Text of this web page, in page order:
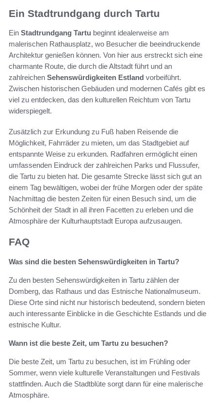
Ein Stadtrundgang durch Tartu
Ein Stadtrundgang Tartu beginnt idealerweise am
malerischen Rathausplatz, wo Besucher die beeindruckende
Architektur genießen können. Von hier aus erstreckt sich eine
charmante Route, die durch die Altstadt führt und an
zahlreichen Sehenswürdigkeiten Estland vorbeiführt.
Zwischen historischen Gebäuden und modernen Cafés gibt es
viel zu entdecken, das den kulturellen Reichtum von Tartu
widerspiegelt.
Zusätzlich zur Erkundung zu Fuß haben Reisende die
Möglichkeit, Fahrräder zu mieten, um das Stadtgebiet auf
entspannte Weise zu erkunden. Radfahren ermöglicht einen
umfassenden Eindruck der zahlreichen Parks und Flussufer,
die Tartu zu bieten hat. Die gesamte Strecke lässt sich gut an
einem Tag bewältigen, wobei der frühe Morgen oder der späte
Nachmittag die besten Zeiten für einen Besuch sind, um die
Schönheit der Stadt in all ihren Facetten zu erleben und die
Atmosphäre der Kulturhauptstadt Europa aufzusaugen.
FAQ
Was sind die besten Sehenswürdigkeiten in Tartu?
Zu den besten Sehenswürdigkeiten in Tartu zählen der
Domberg, das Rathaus und das Estnische Nationalmuseum.
Diese Orte sind nicht nur historisch bedeutend, sondern bieten
auch interessante Einblicke in die Geschichte Estlands und die
estnische Kultur.
Wann ist die beste Zeit, um Tartu zu besuchen?
Die beste Zeit, um Tartu zu besuchen, ist im Frühling oder
Sommer, wenn viele kulturelle Veranstaltungen und Festivals
stattfinden. Auch die Stadtblüte sorgt dann für eine malerische
Atmosphäre.